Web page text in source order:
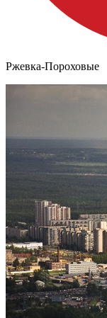
Ржевка-Пороховые